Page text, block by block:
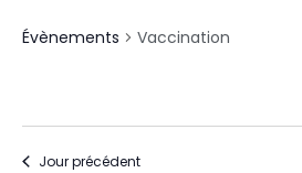
Évènements Vaccination
Jour précédent